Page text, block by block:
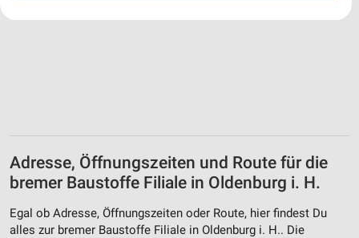
Adresse, Öffnungszeiten und Route für die
bremer Baustoffe Filiale in Oldenburg i. H.
Egal ob Adresse, Öffnungszeiten oder Route, hier findest Du
alles zur bremer Baustoffe Filiale in Oldenburg i. H.. Die
Website/App.
Verwendung reduzierter Daten zur Auswahl von
Werbeanzeigen
Werbung